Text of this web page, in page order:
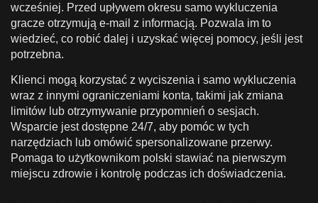
wcześniej. Przed upływem okresu samo wykluczenia
gracze otrzymują e-mail z informacją. Pozwala im to
wiedzieć, co robić dalej i uzyskać więcej pomocy, jeśli jest
potrzebna.
Klienci mogą korzystać z wyciszenia i samo wykluczenia
wraz z innymi ograniczeniami konta, takimi jak zmiana
limitów lub otrzymywanie przypomnień o sesjach.
Wsparcie jest dostępne 24/7, aby pomóc w tych
narzędziach lub omówić spersonalizowane przerwy.
Pomaga to użytkownikom polski stawiać na pierwszym
miejscu zdrowie i kontrolę podczas ich doświadczenia.